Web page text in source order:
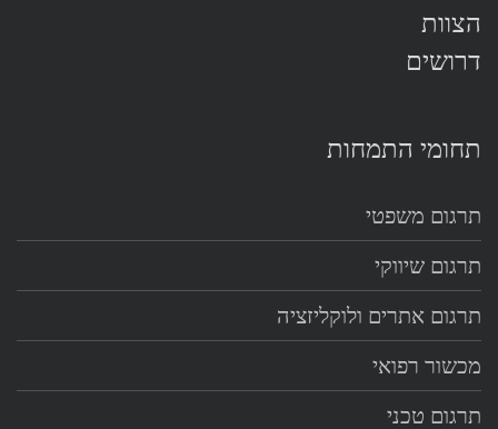
הצוות
דרושים
תחומי התמחות
תרגום משפטי
תרגום שיווקי
תרגום אתרים ולוקליזציה
מכשור רפואי
תרגום טכני